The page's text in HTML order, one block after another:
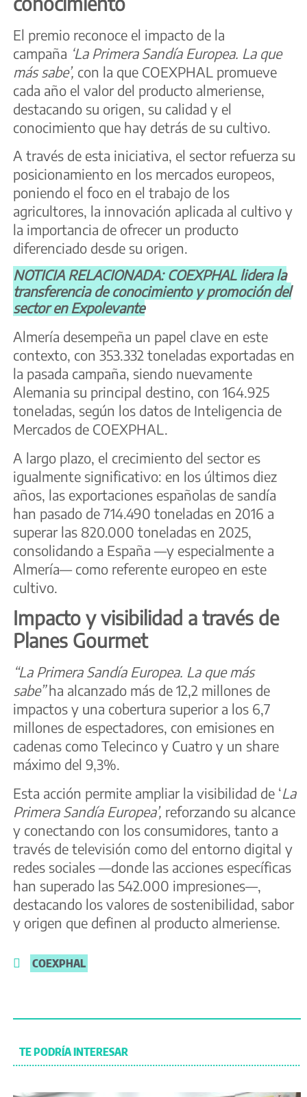
El premio reconoce el impacto de la
campaña ‘La Primera Sandía Europea. La que
más sabe’, con la que COEXPHAL promueve
cada año el valor del producto almeriense,
destacando su origen, su calidad y el
conocimiento que hay detrás de su cultivo.
A través de esta iniciativa, el sector refuerza su
posicionamiento en los mercados europeos,
poniendo el foco en el trabajo de los
agricultores, la innovación aplicada al cultivo y
la importancia de ofrecer un producto
diferenciado desde su origen.
NOTICIA RELACIONADA: COEXPHAL lidera la
transferencia de conocimiento y promoción del
sector en Expolevante
Almería desempeña un papel clave en este
contexto, con 353.332 toneladas exportadas en
la pasada campaña, siendo nuevamente
Alemania su principal destino, con 164.925
toneladas, según los datos de Inteligencia de
Mercados de COEXPHAL.
A largo plazo, el crecimiento del sector es
igualmente significativo: en los últimos diez
años, las exportaciones españolas de sandía
han pasado de 714.490 toneladas en 2016 a
superar las 820.000 toneladas en 2025,
consolidando a España —y especialmente a
Almería— como referente europeo en este
cultivo.
Impacto y visibilidad a través de
Planes Gourmet
“La Primera Sandía Europea. La que más
sabe”ha alcanzado más de 12,2 millones de
impactos y una cobertura superior a los 6,7
millones de espectadores, con emisiones en
cadenas como Telecinco y Cuatro y un share
máximo del 9,3%.
Esta acción permite ampliar la visibilidad de ‘La
Primera Sandía Europea’, reforzando su alcance
y conectando con los consumidores, tanto a
través de televisión como del entorno digital y
redes sociales —donde las acciones específicas
han superado las 542.000 impresiones—,
destacando los valores de sostenibilidad, sabor
y origen que definen al producto almeriense.
COEXPHAL
TE PODRÍA INTERESAR